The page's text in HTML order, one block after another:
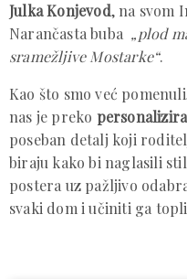
Julka Konjevod, na svom
Narančasta buba „plod
sramežljive Mostarke“.
Kao što smo već
nas je preko
poseban detalj koji
biraju kako bi naglasili
postera uz pažljivo
svaki dom i učiniti ga